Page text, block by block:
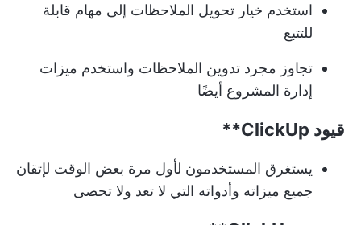
استخدم خيار تحويل الملاحظات إلى مهام قابلة
للتتبع
تجاوز مجرد تدوين الملاحظات واستخدم ميزات
إدارة المشروع أيضًا
قيود ClickUp**
يستغرق المستخدمون لأول مرة بعض الوقت لإتقان
جميع ميزاته وأدواته التي لا تعد ولا تحصى